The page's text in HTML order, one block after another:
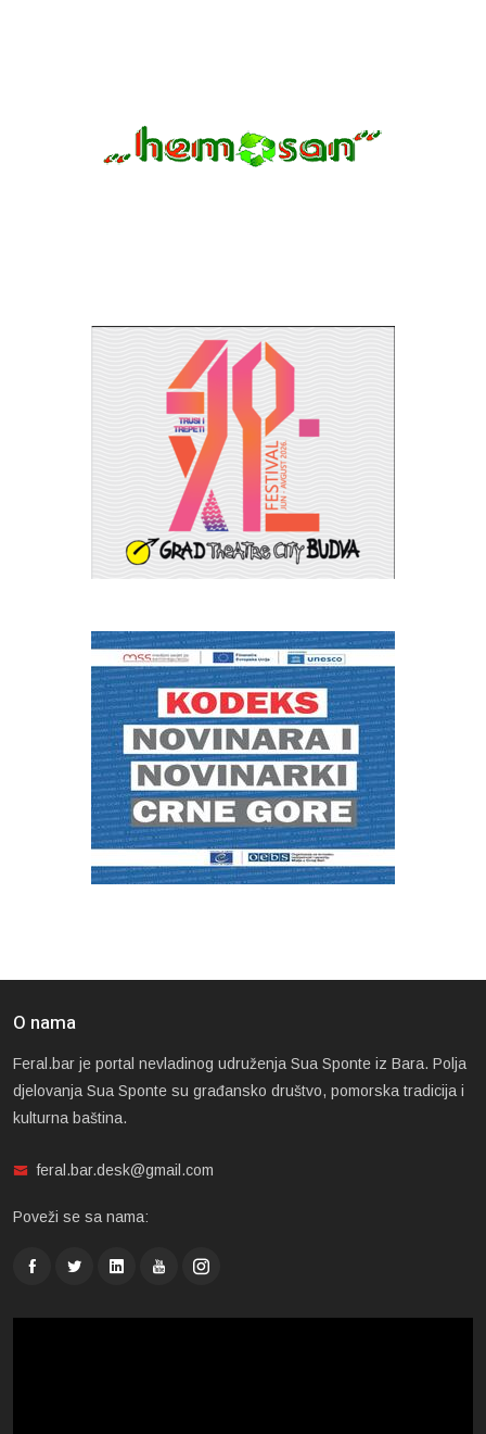
O nama
Feral.bar je portal nevladinog udruženja Sua Sponte iz Bara. Polja
djelovanja Sua Sponte su građansko društvo, pomorska tradicija i
kulturna baština.
feral.bar.desk@gmail.com
Poveži se sa nama: